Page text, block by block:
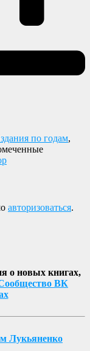
по годам,
авторизоваться.
о новых книгах,
ВК
Лукьяненко